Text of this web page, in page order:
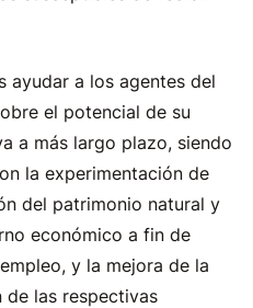
ayudar a los agentes del
el potencial de su
a más largo plazo, siendo
la experimentación de
del patrimonio natural y
económico a fin de
y la mejora de la
las respectivas